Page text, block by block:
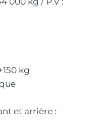
kg
et arrière :